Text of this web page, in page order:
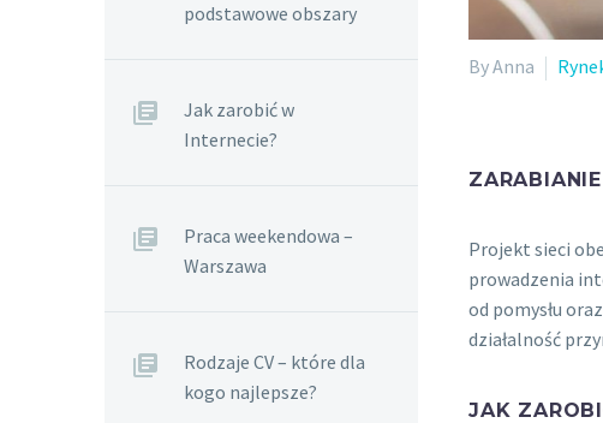
By Anna
Projekt sieci
prowadzenia
od pomysłu
działalność
JAK
podstawowe obszary
Jak zarobić w
Internecie?
Praca weekendowa –
Warszawa
Rodzaje CV – które dla
kogo najlepsze?